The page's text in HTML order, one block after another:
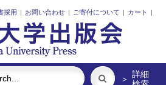
採用 | お問い合わせ | ご寄付について | カート |
＞ 詳細